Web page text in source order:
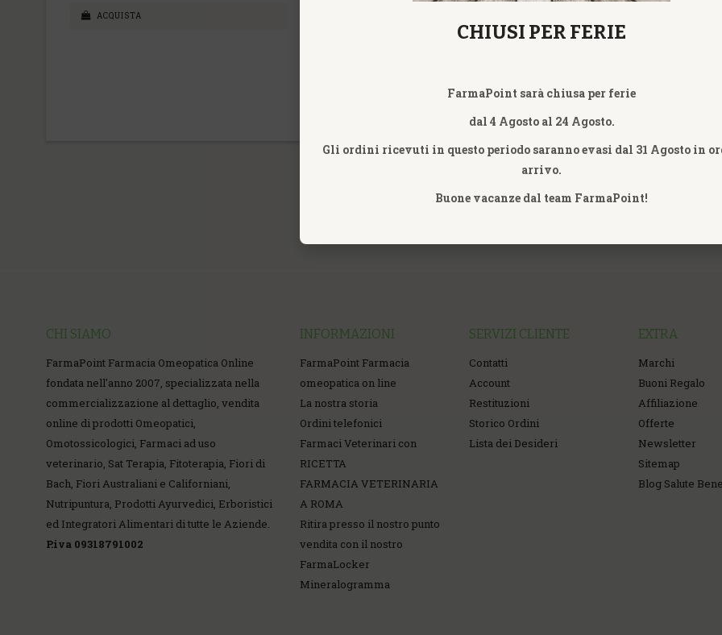
ACQUISTA
CHI SIAMO
FarmaPoint Farmacia Omeopatica Online
fondata nell'anno 2007, specializzata nella
commercializzazione al dettaglio, vendita
online di prodotti Omeopatici,
Omotossicologici, Farmaci ad uso
veterinario, Sat Terapia, Fitoterapia, Fiori di
Bach, Fiori Australiani e Californiani,
Nutripuntura, Prodotti Ayurvedici, Erboristici
ed Integratori Alimentari di tutte le Aziende.
P.iva 09318791002
INFORMAZIONI
FarmaPoint Farmacia
omeopatica on line
La nostra storia
Ordini telefonici
Farmaci Veterinari con
RICETTA
FARMACIA VETERINARIA
A ROMA
Ritira presso il nostro punto
vendita con il nostro
FarmaLocker
Mineralogramma
SERVIZI CLIENTE
Contatti
Account
Restituzioni
Storico Ordini
Lista dei Desideri
EXTRA
Marchi
Buoni Regalo
Affiliazione
Offerte
Newsletter
Sitemap
Blog Salute
CHIUSI PER FERIE
FarmaPoint sarà chiusa per ferie
dal 4 Agosto al 24 Agosto.
Gli ordini ricevuti in questo periodo saranno evasi dal 31 Agosto in
arrivo.
Buone vacanze dal team FarmaPoint!